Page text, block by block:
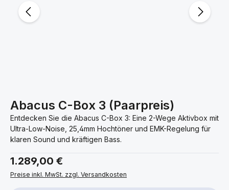
Abacus C-Box 3 (Paarpreis)
Entdecken Sie die Abacus C-Box 3: Eine 2-Wege Aktivbox mit
Ultra-Low-Noise, 25,4mm Hochtöner und EMK-Regelung für
klaren Sound und kräftigen Bass.
Regulärer Preis:
1.289,00 €
Preise inkl. MwSt. zzgl. Versandkosten